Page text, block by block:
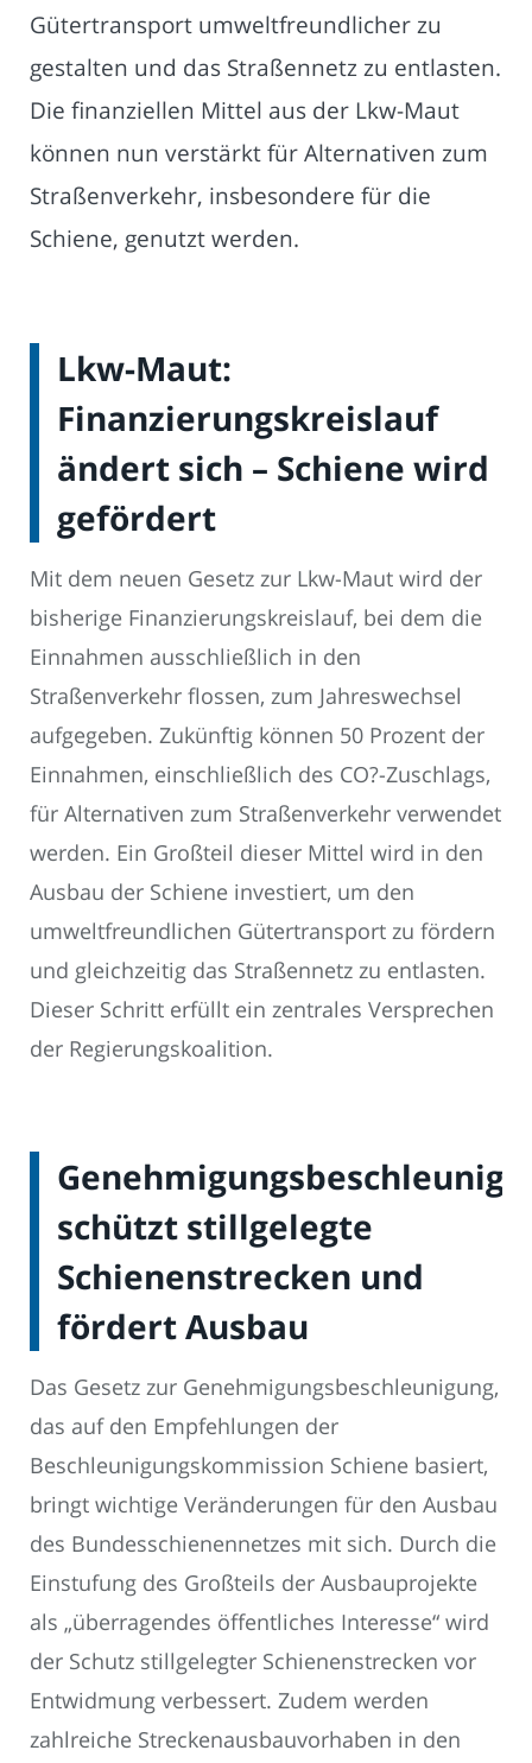
Gütertransport umweltfreundlicher zu
gestalten und das Straßennetz zu entlasten.
Die finanziellen Mittel aus der Lkw-Maut
können nun verstärkt für Alternativen zum
Straßenverkehr, insbesondere für die
Schiene, genutzt werden.
Lkw-Maut:
Finanzierungskreislauf
ändert sich – Schiene wird
gefördert
Mit dem neuen Gesetz zur Lkw-Maut wird der
bisherige Finanzierungskreislauf, bei dem die
Einnahmen ausschließlich in den
Straßenverkehr flossen, zum Jahreswechsel
aufgegeben. Zukünftig können 50 Prozent der
Einnahmen, einschließlich des CO?-Zuschlags,
für Alternativen zum Straßenverkehr verwendet
werden. Ein Großteil dieser Mittel wird in den
Ausbau der Schiene investiert, um den
umweltfreundlichen Gütertransport zu fördern
und gleichzeitig das Straßennetz zu entlasten.
Dieser Schritt erfüllt ein zentrales Versprechen
der Regierungskoalition.
schützt stillgelegte
Schienenstrecken und
fördert Ausbau
Das Gesetz zur Genehmigungsbeschleunigung,
das auf den Empfehlungen der
Beschleunigungskommission Schiene basiert,
bringt wichtige Veränderungen für den Ausbau
des Bundesschienennetzes mit sich. Durch die
Einstufung des Großteils der Ausbauprojekte
als „überragendes öffentliches Interesse“ wird
der Schutz stillgelegter Schienenstrecken vor
Entwidmung verbessert. Zudem werden
zahlreiche Streckenausbauvorhaben in den